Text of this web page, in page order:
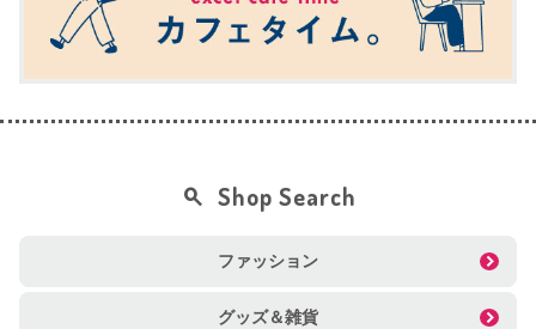
Shop Search
ファッション
グッズ＆雑貨